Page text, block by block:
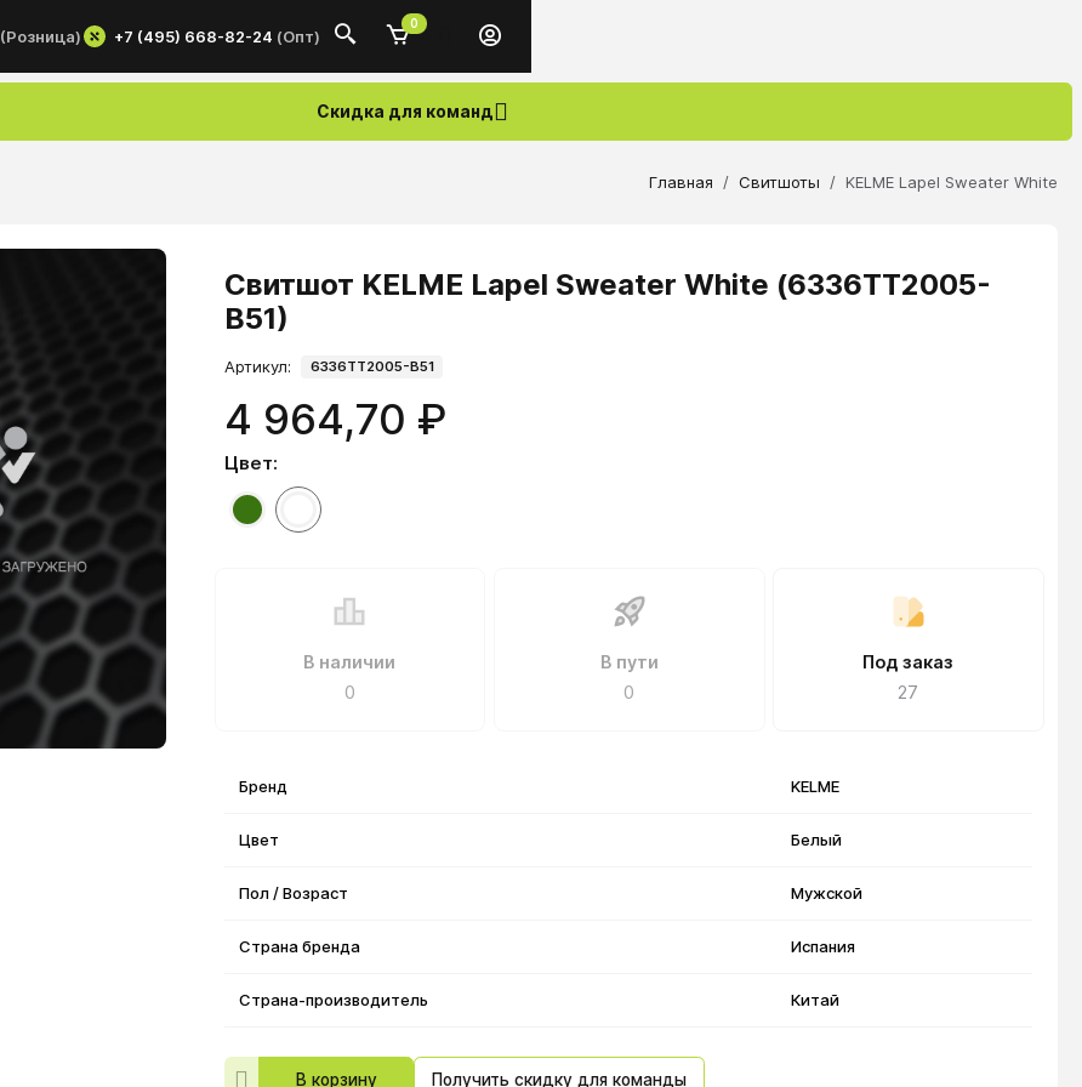
(Розница) +7 (495) 668-82-24 (Опт)
0
Скидка для команд
Главная Свитшоты KELME Lapel Sweater White
Свитшот KELME Lapel Sweater White (6336TT2005-
B51)
Артикул: 6336TT2005-B51
4 964,70 ₽
Цвет:
В наличии
0
В пути
0
Под заказ
27
Бренд KELME
Цвет Белый
Пол / Возраст Мужской
Страна бренда Испания
Страна-производитель Китай
В корзину Получить скидку для команды